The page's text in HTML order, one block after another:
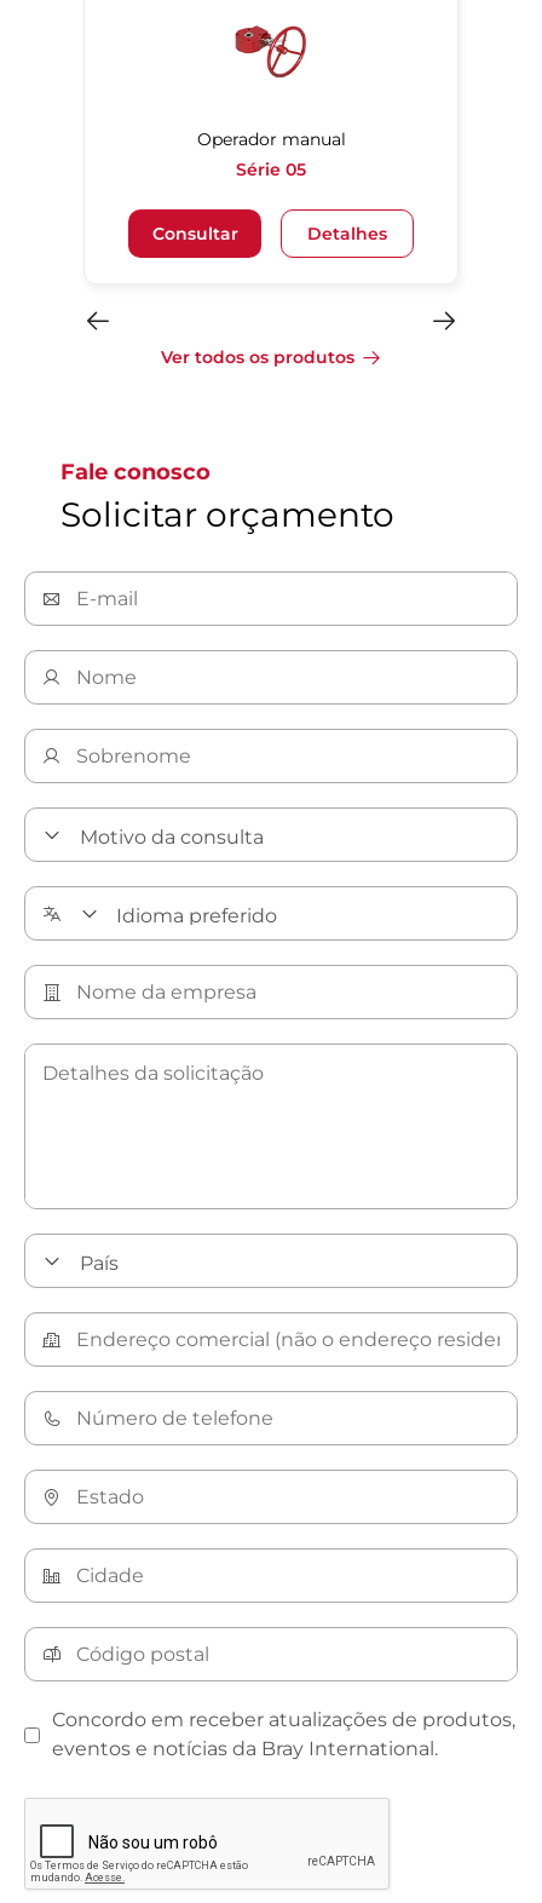
Operador manual
Série 05
Consultar Detalhes
Ver todos os produtos
Fale conosco
Solicitar orçamento
Concordo em receber atualizações de produtos,
eventos e notícias da Bray International.